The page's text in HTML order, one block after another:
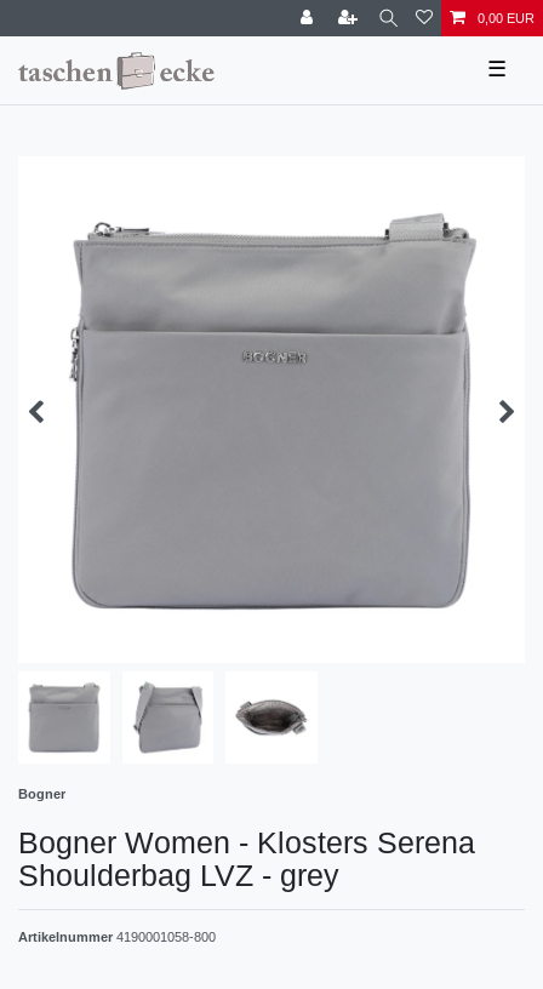
0,00 EUR
☰
Bogner
Bogner Women - Klosters Serena
Shoulderbag LVZ - grey
Artikelnummer 4190001058-800